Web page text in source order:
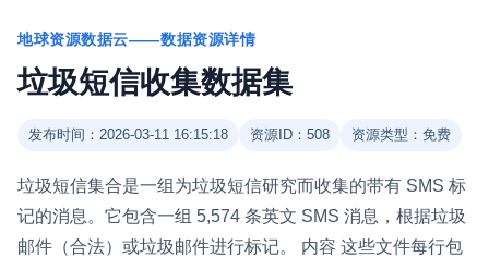
地球资源数据云——数据资源详情
垃圾短信收集数据集
发布时间：2026-03-11 16:15:18 资源ID：508 资源类型：免费
垃圾短信集合是一组为垃圾短信研究而收集的带有 SMS 标
记的消息。它包含一组 5,574 条英文 SMS 消息，根据垃圾
邮件（合法）或垃圾邮件进行标记。 内容 这些文件每行包